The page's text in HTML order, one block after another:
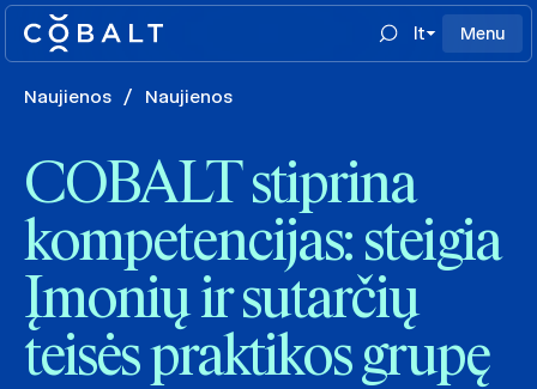
lt Menu
Naujienos / Naujienos
COBALT stiprina
kompetencijas: steigia
Įmonių ir sutarčių
teisės praktikos grupę